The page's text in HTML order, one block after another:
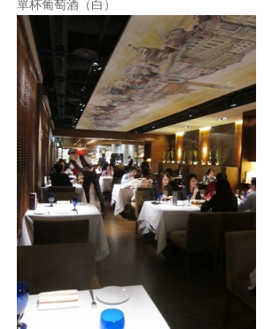
單杯葡萄酒（白）